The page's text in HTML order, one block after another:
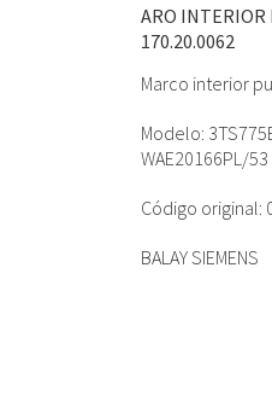
ARO INTERIOR
170.20.0062
Marco interior
Modelo:
WAE20166PL/53
Código original:
BALAY SIEMENS